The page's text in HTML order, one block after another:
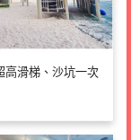
高滑梯、沙坑一次